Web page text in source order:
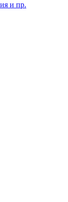
и пр.